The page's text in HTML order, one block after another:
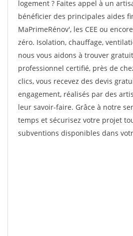
logement ? Faites appel à un
bénéficier des principales aides
MaPrimeRénov', les CEE ou
zéro. Isolation, chauffage,
nous vous aidons à trouver
professionnel certifié, près de
clics, vous recevez des devis
engagement, réalisés par des
leur savoir-faire. Grâce à notre
temps et sécurisez votre projet
subventions disponibles dans